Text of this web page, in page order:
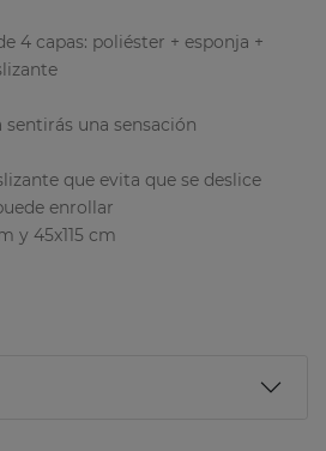
4 capas: poliéster + esponja +
una sensación
que evita que se deslice
enrollar
y 45x115 cm